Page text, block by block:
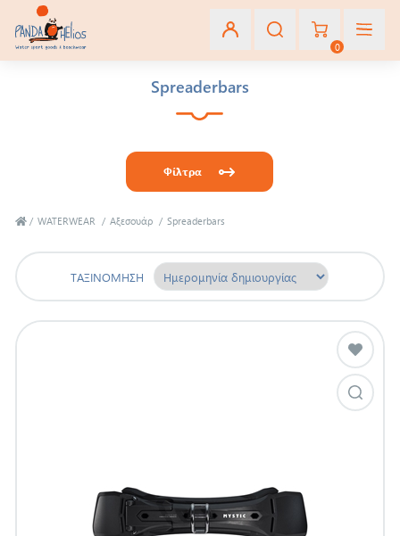
Εγγραφή
Σύνδεση
Αγαπημένα(0)
0
Spreaderbars
Φίλτρα
/ WATERWEAR / Αξεσουάρ / Spreaderbars
ΤΑΞΙΝΌΜΗΣΗ